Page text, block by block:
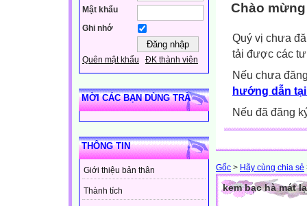
Mật khẩu
Ghi nhớ
Quên mật khẩu ĐK thành viên
MỜI CÁC BẠN DÙNG TRÀ
THÔNG TIN
Giới thiệu bản thân
Thành tích
Chào
Quý vị chưa
tải được các
Nếu chưa
hướng dẫn
Nếu đã đăng
Gốc > Hãy cùng chia sẻ
kem bạc hà mát